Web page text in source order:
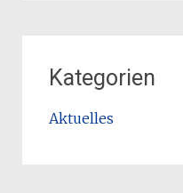
Kategorien
Aktuelles